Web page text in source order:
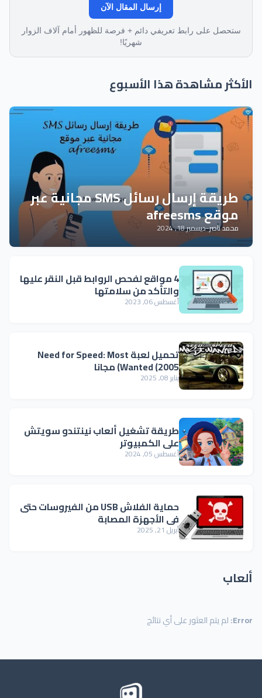
إرسال المقال الآن
ستحصل على رابط تعريفي دائم + فرصة للظهور أمام آلاف الزوار
شهريًا!
الأكثر مشاهدة هذا الأسبوع
طريقة إرسال رسائل SMS مجانية عبر
موقع afreesms
محمد ناصر-ديسمبر 18, 2024
4 مواقع لفحص الروابط قبل النقر عليها
والتأكد من سلامتها
أغسطس 06, 2023
تحميل لعبة Need for Speed: Most
Wanted (2005) مجانا
يناير 08, 2025
طريقة تشغيل ألعاب نينتندو سويتش
على الكمبيوتر
أغسطس 05, 2024
حماية الفلاش USB من الفيروسات حتى
في الأجهزة المصابة
أبريل 21, 2025
ألعاب
Error: لم يتم العثور على أي نتائج